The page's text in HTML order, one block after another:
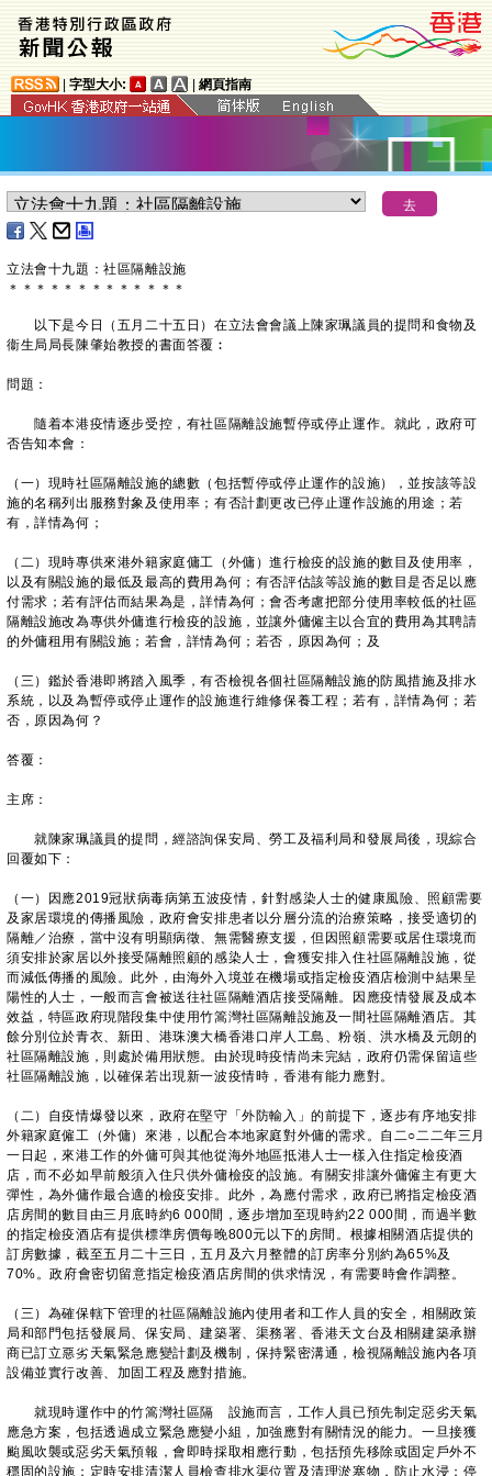
字型大小: 網頁指南
​立法會十九題：社區隔離設施
＊ ＊ ＊ ＊ ＊ ＊ ＊ ＊ ＊ ＊ ＊ ＊ ＊
以下是今日（五月二十五日）在立法會會議上陳家珮議員的提問和食物及
衞生局局長陳肇始教授的書面答覆︰
問題：
隨着本港疫情逐步受控，有社區隔離設施暫停或停止運作。就此，政府可
否告知本會：
（一）現時社區隔離設施的總數（包括暫停或停止運作的設施），並按該等設
施的名稱列出服務對象及使用率；有否計劃更改已停止運作設施的用途；若
有，詳情為何；
（二）現時專供來港外籍家庭傭工（外傭）進行檢疫的設施的數目及使用率，
以及有關設施的最低及最高的費用為何；有否評估該等設施的數目是否足以應
付需求；若有評估而結果為是，詳情為何；會否考慮把部分使用率較低的社區
隔離設施改為專供外傭進行檢疫的設施，並讓外傭僱主以合宜的費用為其聘請
的外傭租用有關設施；若會，詳情為何；若否，原因為何；及
（三）鑑於香港即將踏入風季，有否檢視各個社區隔離設施的防風措施及排水
系統，以及為暫停或停止運作的設施進行維修保養工程；若有，詳情為何；若
否，原因為何？
答覆：
主席：
就陳家珮議員的提問，經諮詢保安局、勞工及福利局和發展局後，現綜合
回覆如下：
（一）因應2019冠狀病毒病第五波疫情，針對感染人士的健康風險、照顧需要
及家居環境的傳播風險，政府會安排患者以分層分流的治療策略，接受適切的
隔離／治療，當中沒有明顯病徵、無需醫療支援，但因照顧需要或居住環境而
須安排於家居以外接受隔離照顧的感染人士，會獲安排入住社區隔離設施，從
而減低傳播的風險。此外，由海外入境並在機場或指定檢疫酒店檢測中結果呈
陽性的人士，一般而言會被送往社區隔離酒店接受隔離。因應疫情發展及成本
效益，特區政府現階段集中使用竹篙灣社區隔離設施及一間社區隔離酒店。其
餘分別位於青衣、新田、港珠澳大橋香港口岸人工島、粉嶺、洪水橋及元朗的
社區隔離設施，則處於備用狀態。由於現時疫情尚未完結，政府仍需保留這些
社區隔離設施，以確保若出現新一波疫情時，香港有能力應對。
（二）自疫情爆發以來，政府在堅守「外防輸入」的前提下，逐步有序地安排
外籍家庭僱工（外傭）來港，以配合本地家庭對外傭的需求。自二○二二年三月
一日起，來港工作的外傭可與其他從海外地區抵港人士一樣入住指定檢疫酒
店，而不必如早前般須入住只供外傭檢疫的設施。有關安排讓外傭僱主有更大
彈性，為外傭作最合適的檢疫安排。此外，為應付需求，政府已將指定檢疫酒
店房間的數目由三月底時約6 000間，逐步增加至現時約22 000間，而過半數
的指定檢疫酒店有提供標準房價每晚800元以下的房間。根據相關酒店提供的
訂房數據，截至五月二十三日，五月及六月整體的訂房率分別約為65%及
70%。政府會密切留意指定檢疫酒店房間的供求情況，有需要時會作調整。
（三）為確保轄下管理的社區隔離設施內使用者和工作人員的安全，相關政策
局和部門包括發展局、保安局、建築署、渠務署、香港天文台及相關建築承辦
商已訂立惡劣天氣緊急應變計劃及機制，保持緊密溝通，檢視隔離設施內各項
設備並實行改善、加固工程及應對措施。
就現時運作中的竹篙灣社區隔離設施而言，工作人員已預先制定惡劣天氣
應急方案，包括透過成立緊急應變小組，加強應對有關情況的能力。一旦接獲
颱風吹襲或惡劣天氣預報，會即時採取相應行動，包括預先移除或固定戶外不
穩固的設施；定時安排清潔人員檢查排水渠位置及清理淤塞物，防止水浸；停